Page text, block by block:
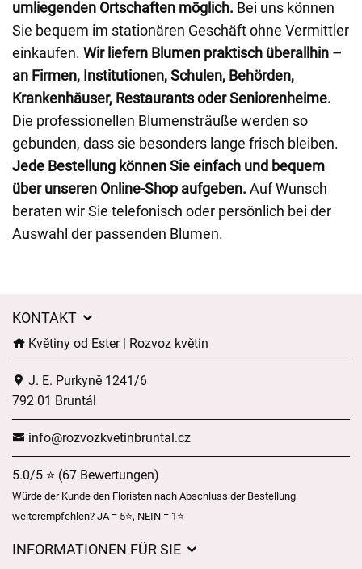
umliegenden Ortschaften möglich. Bei uns können
Sie bequem im stationären Geschäft ohne Vermittler
einkaufen. Wir liefern Blumen praktisch überallhin –
an Firmen, Institutionen, Schulen, Behörden,
Krankenhäuser, Restaurants oder Seniorenheime.
Die professionellen Blumensträuße werden so
gebunden, dass sie besonders lange frisch bleiben.
Jede Bestellung können Sie einfach und bequem
über unseren Online-Shop aufgeben. Auf Wunsch
beraten wir Sie telefonisch oder persönlich bei der
Auswahl der passenden Blumen.
KONTAKT
Květiny od Ester | Rozvoz květin
J. E. Purkyně 1241/6
792 01 Bruntál
info@rozvozkvetinbruntal.cz
5.0/5 ⭐ (67 Bewertungen)
Würde der Kunde den Floristen nach Abschluss der Bestellung
weiterempfehlen? JA = 5⭐, NEIN = 1⭐
INFORMATIONEN FÜR SIE